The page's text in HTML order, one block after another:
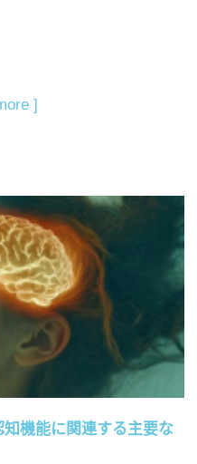
]
機能に関連する主要な